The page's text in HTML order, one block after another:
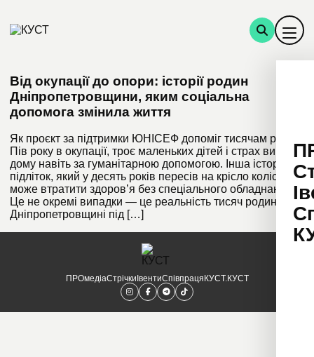
Від окупації до опори: історії родин
Дніпропетровщини, яким соціальна
допомога змінила життя
Як проєкт за підтримки ЮНІСЕФ допоміг тисячам родин.
Пів року в окупації, троє маленьких дітей і страх вийти з
дому навіть за гуманітарною допомогою. Інша історія —
підліток, який у десять років пересів на крісло колісне й
може втратити здоров’я без спеціального обладнання.
Це не окремі випадки — це реальність тисяч родин на
Дніпропетровщині під […]
ПРОмедіаСтрічки ІвентиСпівпраця КУСТ.КУСТ